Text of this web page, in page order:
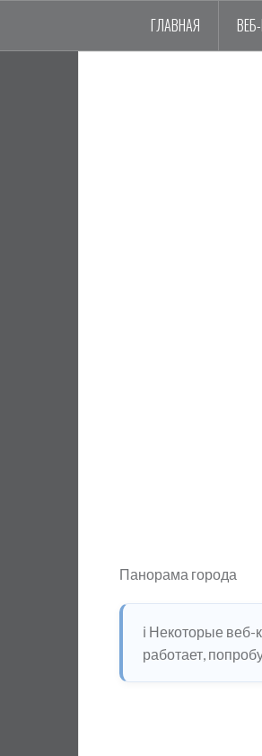
ГЛАВНАЯ
Панорама города
ℹ️ Некоторые
работает,